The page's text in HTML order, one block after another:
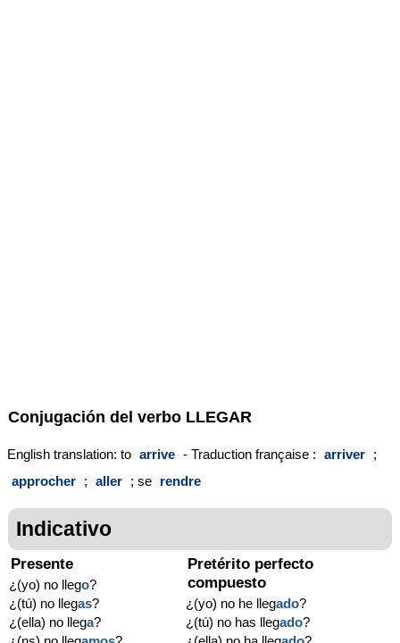
Conjugación del verbo LLEGAR
English translation: to arrive - Traduction française : arriver ;
approcher ; aller ; se rendre
Indicativo
Presente
¿(yo) no llego?
¿(tú) no llegas?
¿(ella) no llega?
Pretérito perfecto
compuesto
¿(yo) no he llegado?
¿(tú) no has llegado?